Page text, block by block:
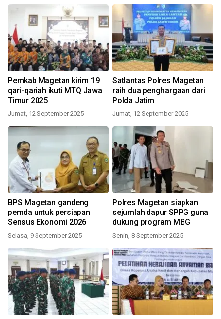
Pemkab Magetan kirim 19
qari-qariah ikuti MTQ Jawa
Timur 2025
Jumat, 12 September 2025
Satlantas Polres Magetan
raih dua penghargaan dari
Polda Jatim
Jumat, 12 September 2025
BPS Magetan gandeng
pemda untuk persiapan
Sensus Ekonomi 2026
Selasa, 9 September 2025
Polres Magetan siapkan
sejumlah dapur SPPG guna
dukung program MBG
Senin, 8 September 2025